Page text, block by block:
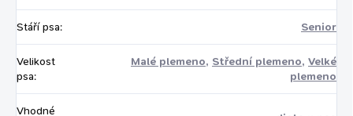
Stáří psa: Senior
Velikost
psa:
Malé plemeno, Střední plemeno, Velké
plemeno
Vhodné